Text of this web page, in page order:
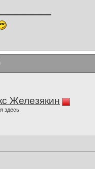
Железякин
здесь